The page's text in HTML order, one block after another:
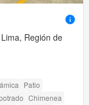
Región de
Patio
Chimenea